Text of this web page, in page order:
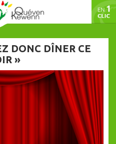
DONC DÎNER CE
»